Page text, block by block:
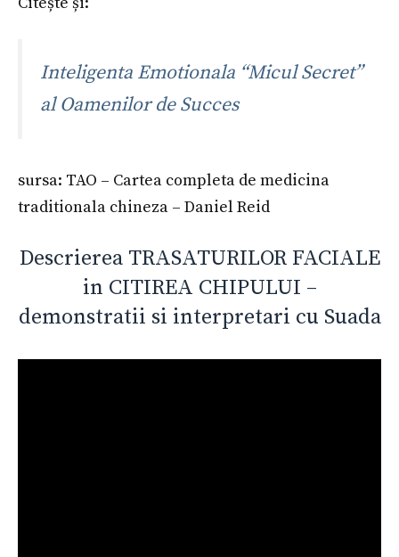
Inteligenta Emotionala “Micul Secret”
al Oamenilor de Succes
sursa: TAO – Cartea completa de medicina
traditionala chineza – Daniel Reid
Descrierea TRASATURILOR FACIALE
in CITIREA CHIPULUI –
demonstratii si interpretari cu Suada